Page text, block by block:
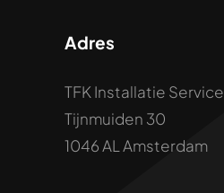
Adres
TFK Installatie Service
Tijnmuiden 30
1046 AL Amsterdam